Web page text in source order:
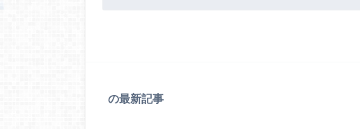
の最新記事